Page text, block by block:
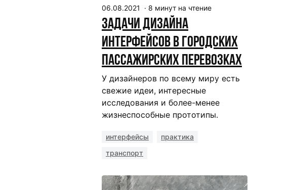
06.08.2021 · 8 минут на чтение
Задачи дизайна
интерфейсов в городских
пассажирских перевозках
У дизайнеров по всему миру есть
свежие идеи, интересные
исследования и более-менее
жизнеспособные прототипы.
интерфейсы
практика
транспорт